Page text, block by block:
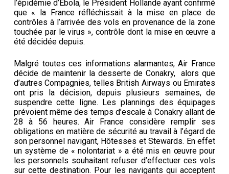
l’épidémie d’Ebola, le Président Hollande ayant confirmé
que « la France réfléchissait à la mise en place de
contrôles à l’arrivée des vols en provenance de la zone
touchée par le virus », contrôle dont la mise en œuvre a
été décidée depuis.
Malgré toutes ces informations alarmantes, Air France
décide de maintenir la desserte de Conakry, alors que
d’autres Compagnies, telles British Airways ou Emirates
ont pris la décision, depuis plusieurs semaines, de
suspendre cette ligne. Les plannings des équipages
prévoient même des temps d’escale à Conakry allant de
28 à 56 heures. Air France considère remplir ses
obligations en matière de sécurité au travail à l’égard de
son personnel navigant, Hôtesses et Stewards. En effet
un système de « nolontariat » a été mis en œuvre pour
les personnels souhaitant refuser d’effectuer ces vols
sur cette destination. Pour les navigants qui acceptent